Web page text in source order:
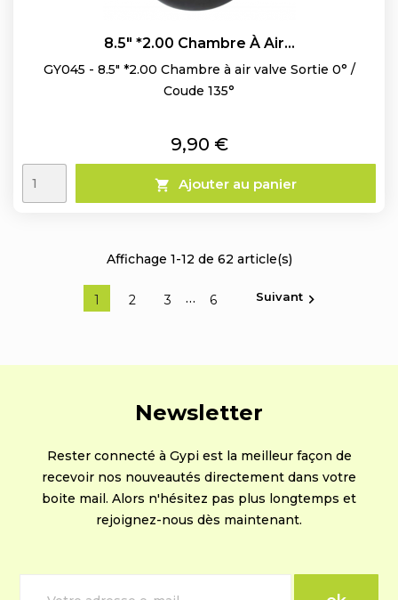
8.5" *2.00 Chambre À Air...
GY045 - 8.5" *2.00 Chambre à air valve Sortie 0° /
Coude 135°
Prix
9,90 €
 Ajouter au panier
Affichage 1-12 de 62 article(s)
1 2 3 … 6 Suivant
Newsletter
Rester connecté à Gypi est la meilleur façon de
recevoir nos nouveautés directement dans votre
boite mail. Alors n'hésitez pas plus longtemps et
rejoignez-nous dès maintenant.